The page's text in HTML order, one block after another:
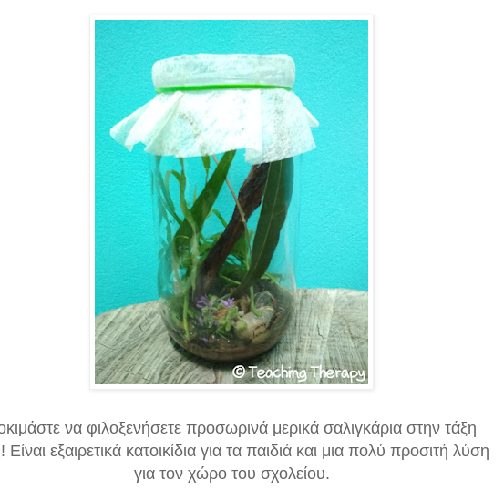
να φιλοξενήσετε προσωρινά μερικά σαλιγκάρια στην τάξη
Είναι εξαιρετικά κατοικίδια για τα παιδιά και μια πολύ προσιτή λύση
για τον χώρο του σχολείου.